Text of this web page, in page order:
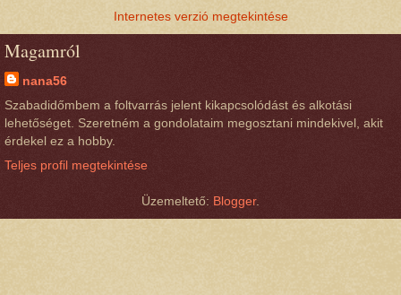
Internetes verzió megtekintése
Magamról
nana56
Szabadidőmbem a foltvarrás jelent kikapcsolódást és alkotási
lehetőséget. Szeretném a gondolataim megosztani mindekivel, akit
érdekel ez a hobby.
Teljes profil megtekintése
Üzemeltető: Blogger.